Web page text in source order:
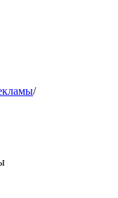
/